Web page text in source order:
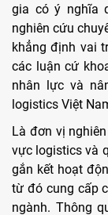
gia có ý nghĩa
nghiên cứu
khẳng định vai
các luận cứ
nhân lực và
logistics Việt
Là đơn vị
vực logistics và
gắn kết hoạt
từ đó cung cấp
ngành. Thông